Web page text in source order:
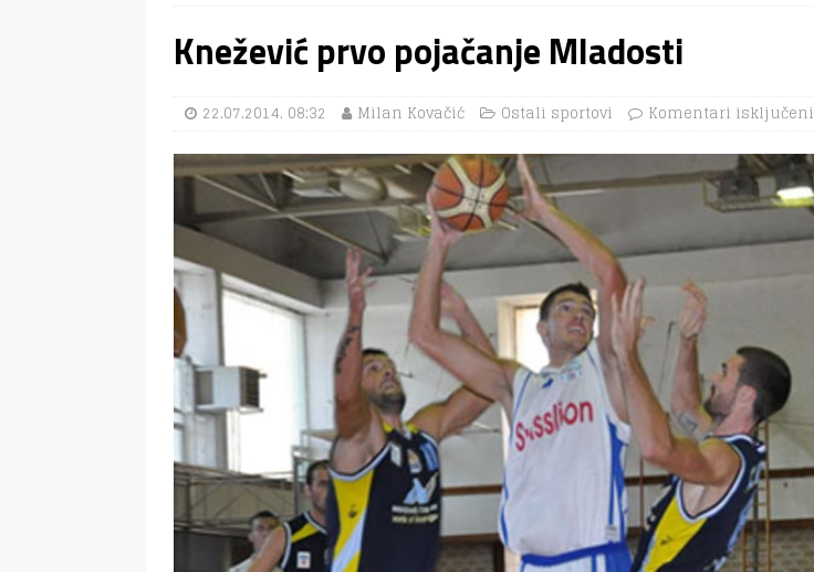
Knežević prvo pojačanje Mladosti
22.07.2014. 08:32 Milan Kovačić Ostali sportovi Komentari isključeni